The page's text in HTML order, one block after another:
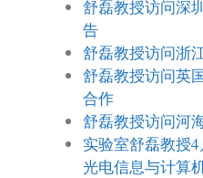
舒磊教授访问深
告
舒磊教授访问浙
舒磊教授访问英
合作
舒磊教授访问河
实验室舒磊教授
光电信息与计算